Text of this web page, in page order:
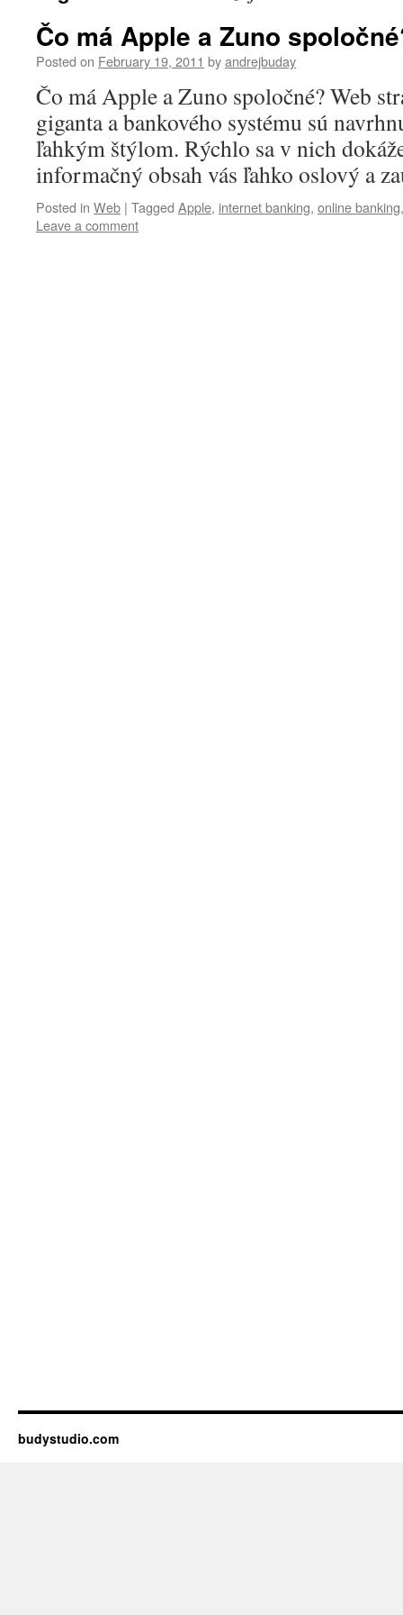
Čo má Apple a Zuno
Posted on February 19, 2011 byandrejbuday
Čo má Apple a Zuno spoločné? Web
giganta a bankového systému sú
ľahkým štýlom. Rýchlo sa v nich
informačný obsah vás ľahko oslový a
Posted in Web | Tagged Apple, internet banking, online banking
Leave a comment
budystudio.com